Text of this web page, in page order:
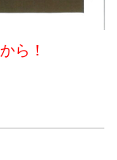
から！